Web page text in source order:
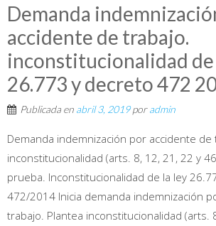
Demanda
accidente de trabajo.
inconstitucionalidad de
26.773 y decreto 472
Publicada en abril 3, 2019poradmin
Demanda indemnización por accidente de
inconstitucionalidad (arts. 8, 12, 21, 22 y
prueba. Inconstitucionalidad de la ley
472/2014 Inicia demanda indemnización
trabajo. Plantea inconstitucionalidad (arts.